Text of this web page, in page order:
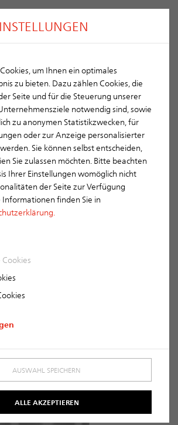
ACEV
um Ihnen ein optimales
zu bieten. Dazu zählen Cookies, die
Seite und für die Steuerung unserer
notwendig sind, sowie
zu anonymen Statistikzwecken, für
oder zur Anzeige personalisierter
Sie können selbst entscheiden,
Sie zulassen möchten. Bitte beachten
Ihrer Einstellungen womöglich nicht
der Seite zur Verfügung
finden Sie in
AUSWAHL SPEICHERN
ALLE AKZEPTIEREN